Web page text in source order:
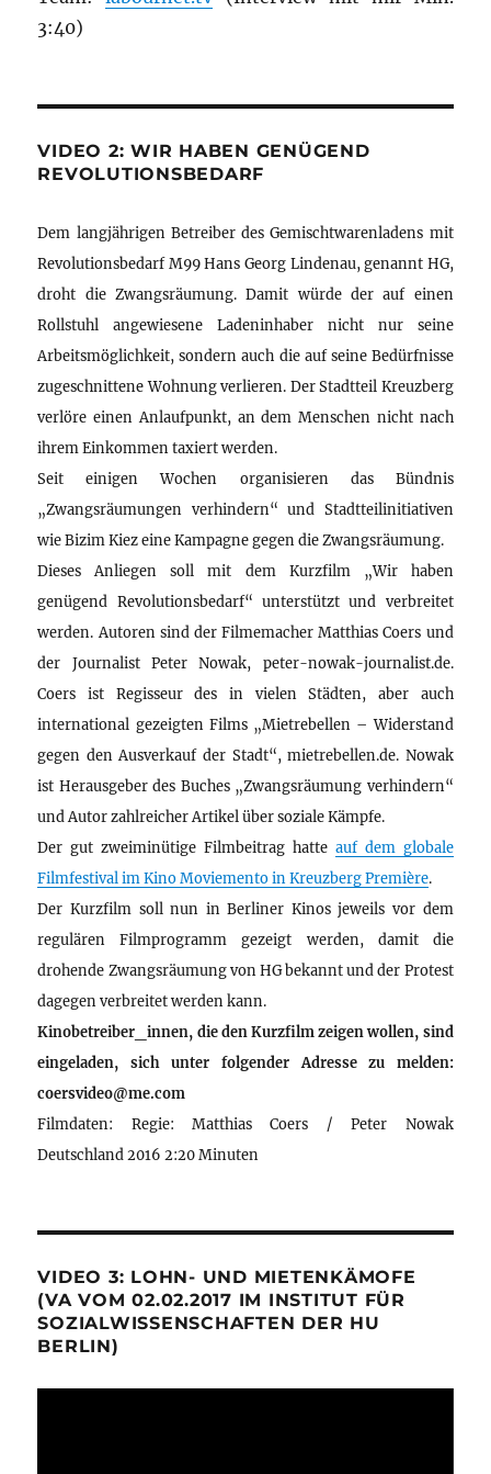
3:40)
VIDEO 2: WIR HABEN GENÜGEND
REVOLUTIONSBEDARF
Dem langjährigen Betreiber des Gemischtwarenladens mit
Revolutionsbedarf M99 Hans Georg Lindenau, genannt HG,
droht die Zwangsräumung. Damit würde der auf einen
Rollstuhl angewiesene Ladeninhaber nicht nur seine
Arbeitsmöglichkeit, sondern auch die auf seine Bedürfnisse
zugeschnittene Wohnung verlieren. Der Stadtteil Kreuzberg
verlöre einen Anlaufpunkt, an dem Menschen nicht nach
ihrem Einkommen taxiert werden.
Seit einigen Wochen organisieren das Bündnis
„Zwangsräumungen verhindern“ und Stadtteilinitiativen
wie Bizim Kiez eine Kampagne gegen die Zwangsräumung.
Dieses Anliegen soll mit dem Kurzfilm „Wir haben
genügend Revolutionsbedarf“ unterstützt und verbreitet
werden. Autoren sind der Filmemacher Matthias Coers und
der Journalist Peter Nowak, peter-nowak-journalist.de.
Coers ist Regisseur des in vielen Städten, aber auch
international gezeigten Films „Mietrebellen – Widerstand
gegen den Ausverkauf der Stadt“, mietrebellen.de. Nowak
ist Herausgeber des Buches „Zwangsräumung verhindern“
und Autor zahlreicher Artikel über soziale Kämpfe.
Der gut zweiminütige Filmbeitrag hatte auf dem globale
Filmfestival im Kino Moviemento in Kreuzberg Première.
Der Kurzfilm soll nun in Berliner Kinos jeweils vor dem
regulären Filmprogramm gezeigt werden, damit die
drohende Zwangsräumung von HG bekannt und der Protest
dagegen verbreitet werden kann.
Kinobetreiber_innen, die den Kurzfilm zeigen wollen, sind
eingeladen, sich unter folgender Adresse zu melden:
coersvideo@me.com
Filmdaten: Regie: Matthias Coers / Peter Nowak
Deutschland 2016 2:20 Minuten
VIDEO 3: LOHN- UND MIETENKÄMOFE
(VA VOM 02.02.2017 IM INSTITUT FÜR
SOZIALWISSENSCHAFTEN DER HU
BERLIN)